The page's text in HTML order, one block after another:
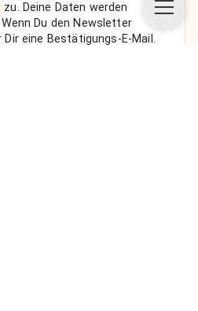
zu. Deine Daten werden
Du den Newsletter
eine Bestätigungs-E-Mail.